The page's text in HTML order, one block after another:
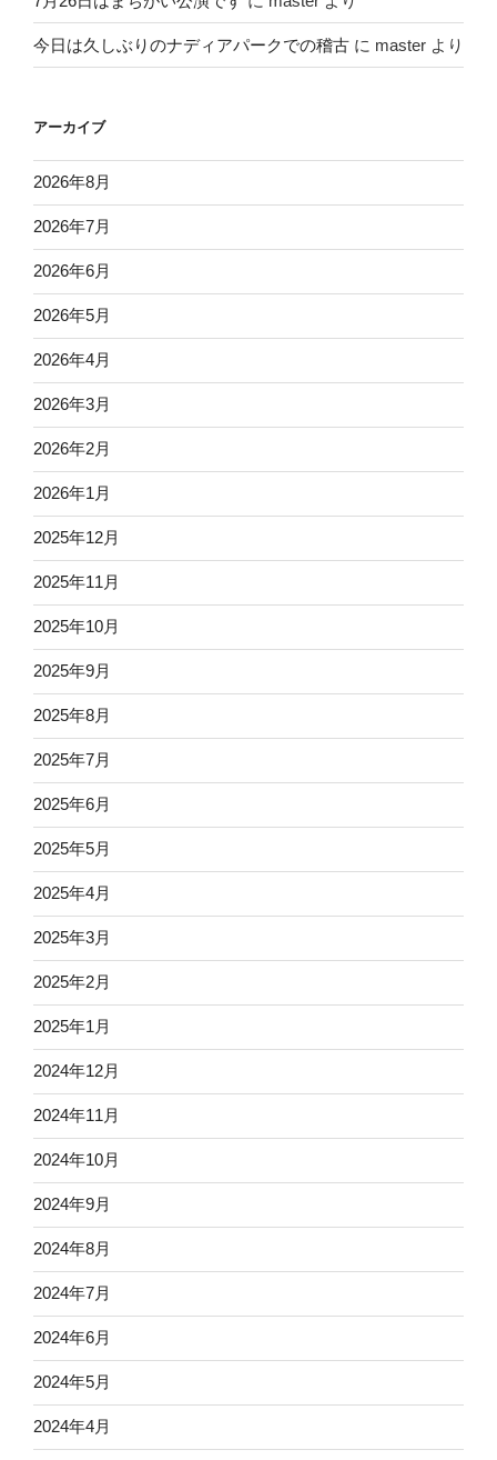
今日は久しぶりのナディアパークでの稽古 に master より
アーカイブ
2026年8月
2026年7月
2026年6月
2026年5月
2026年4月
2026年3月
2026年2月
2026年1月
2025年12月
2025年11月
2025年10月
2025年9月
2025年8月
2025年7月
2025年6月
2025年5月
2025年4月
2025年3月
2025年2月
2025年1月
2024年12月
2024年11月
2024年10月
2024年9月
2024年8月
2024年7月
2024年6月
2024年5月
2024年4月